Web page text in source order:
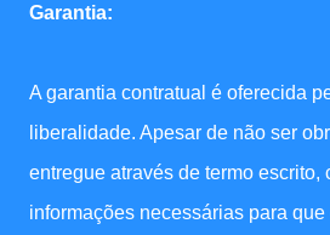
Garantia:
A garantia contratual é oferecida
liberalidade. Apesar de não ser
entregue através de termo escrito,
informações necessárias para